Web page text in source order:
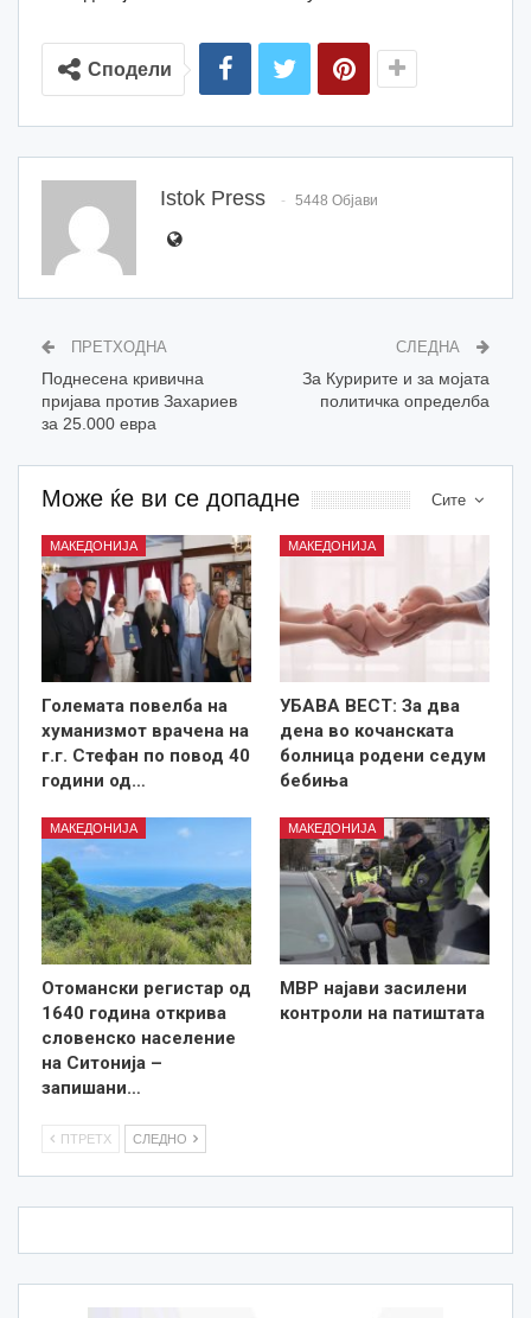
Сподели
Istok Press 5448 Објави
ПРЕТХОДНА
Поднесена кривична
пријава против Захариев
за 25.000 евра
СЛЕДНА
За Куририте и за мојата
политичка определба
Сите
Може ќе ви се допадне
МАКЕДОНИЈА
Големата повелба на
хуманизмот врачена на
г.г. Стефан по повод 40
години од…
МАКЕДОНИЈА
УБАВА ВЕСТ: За два
дена во кочанската
болница родени седум
бебиња
МАКЕДОНИЈА
Отомански регистар од
1640 година открива
словенско население
на Ситонија –
запишани…
МАКЕДОНИЈА
МВР најави засилени
контроли на патиштата
ПТРЕТХ СЛЕДНО